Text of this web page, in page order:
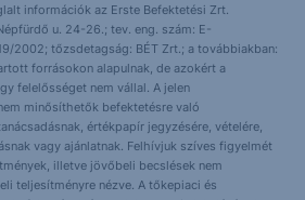
információk az Erste Befektetési Zrt.
u. 24-26.; tev. eng. szám: E-
2002; tőzsdetagság: BÉT Zrt.; a továbbiakban:
forrásokon alapulnak, de azokért a
felelősséget nem vállal. A jelen
minősíthetők befektetésre való
értékpapír jegyzésére, vételére,
vagy ajánlatnak. Felhívjuk szíves figyelmét
illetve jövőbeli becslések nem
teljesítményre nézve. A tőkepiaci és